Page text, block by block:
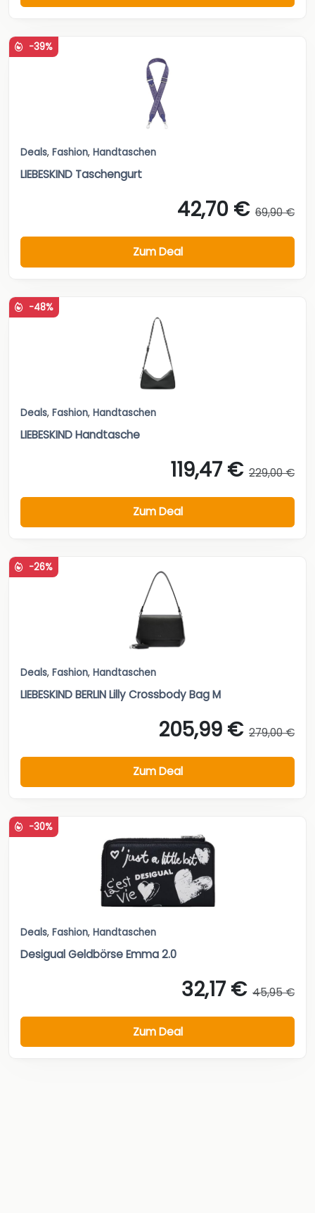
-39%
Deals, Fashion, Handtaschen
LIEBESKIND Taschengurt
42,70 € 69,90 €
Zum Deal
-48%
Deals, Fashion, Handtaschen
LIEBESKIND Handtasche
119,47 € 229,00 €
Zum Deal
-26%
Deals, Fashion, Handtaschen
LIEBESKIND BERLIN Lilly Crossbody Bag M
205,99 € 279,00 €
Zum Deal
-30%
Deals, Fashion, Handtaschen
Desigual Geldbörse Emma 2.0
32,17 € 45,95 €
Zum Deal